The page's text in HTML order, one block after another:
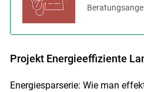
Projekt Energieeffiziente
Energiesparserie: Wie man